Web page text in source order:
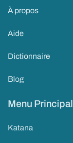
À propos
Aide
Dictionnaire
Blog
Menu Principal
Katana